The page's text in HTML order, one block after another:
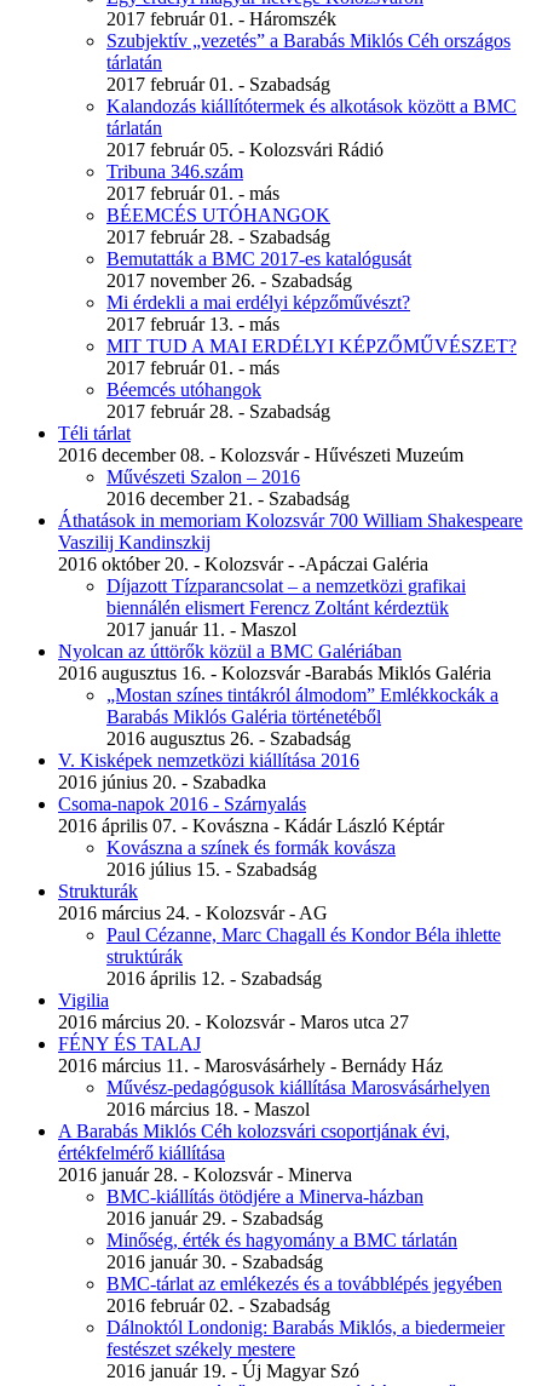
2017 február 01. - Háromszék
Szubjektív „vezetés” a Barabás Miklós Céh országos
tárlatán
2017 február 01. - Szabadság
Kalandozás kiállítótermek és alkotások között a BMC
tárlatán
2017 február 05. - Kolozsvári Rádió
Tribuna 346.szám
2017 február 01. - más
BÉEMCÉS UTÓHANGOK
2017 február 28. - Szabadság
Bemutatták a BMC 2017-es katalógusát
2017 november 26. - Szabadság
Mi érdekli a mai erdélyi képzőművészt?
2017 február 13. - más
MIT TUD A MAI ERDÉLYI KÉPZŐMŰVÉSZET?
2017 február 01. - más
Béemcés utóhangok
2017 február 28. - Szabadság
Téli tárlat
2016 december 08. - Kolozsvár - Hűvészeti Muzeúm
Művészeti Szalon – 2016
2016 december 21. - Szabadság
Áthatások in memoriam Kolozsvár 700 William Shakespeare
Vaszilij Kandinszkij
2016 október 20. - Kolozsvár - -Apáczai Galéria
Díjazott Tízparancsolat – a nemzetközi grafikai
biennálén elismert Ferencz Zoltánt kérdeztük
2017 január 11. - Maszol
Nyolcan az úttörők közül a BMC Galériában
2016 augusztus 16. - Kolozsvár -Barabás Miklós Galéria
„Mostan színes tintákról álmodom” Emlékkockák a
Barabás Miklós Galéria történetéből
2016 augusztus 26. - Szabadság
V. Kisképek nemzetközi kiállítása 2016
2016 június 20. - Szabadka
Csoma-napok 2016 - Szárnyalás
2016 április 07. - Kovászna - Kádár László Képtár
Kovászna a színek és formák kovásza
2016 július 15. - Szabadság
Strukturák
2016 március 24. - Kolozsvár - AG
Paul Cézanne, Marc Chagall és Kondor Béla ihlette
struktúrák
2016 április 12. - Szabadság
Vigilia
2016 március 20. - Kolozsvár - Maros utca 27
FÉNY ÉS TALAJ
2016 március 11. - Marosvásárhely - Bernády Ház
Művész-pedagógusok kiállítása Marosvásárhelyen
2016 március 18. - Maszol
A Barabás Miklós Céh kolozsvári csoportjának évi,
értékfelmérő kiállítása
2016 január 28. - Kolozsvár - Minerva
BMC-kiállítás ötödjére a Minerva-házban
2016 január 29. - Szabadság
Minőség, érték és hagyomány a BMC tárlatán
2016 január 30. - Szabadság
BMC-tárlat az emlékezés és a továbblépés jegyében
2016 február 02. - Szabadság
Dálnoktól Londonig: Barabás Miklós, a biedermeier
festészet székely mestere
2016 január 19. - Új Magyar Szó